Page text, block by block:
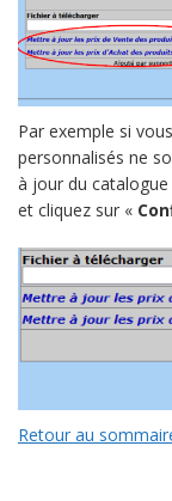
Par exemple si
personnalisés ne
à jour du
et cliquez sur «
Retour au